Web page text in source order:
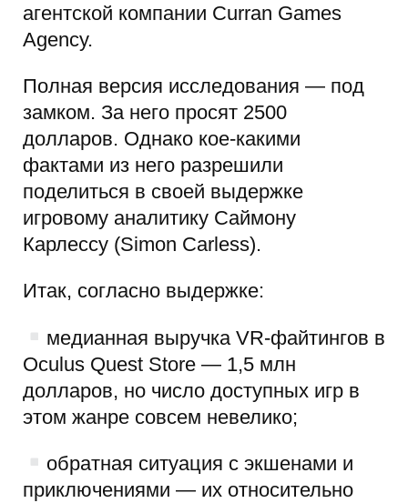
агентской компании Curran Games
Agency.
Полная версия исследования — под
замком. За него просят 2500
долларов. Однако кое-какими
фактами из него разрешили
поделиться в своей выдержке
игровому аналитику Саймону
Карлессу (Simon Carless).
Итак, согласно выдержке:
медианная выручка VR-файтингов в
Oculus Quest Store — 1,5 млн
долларов, но число доступных игр в
этом жанре совсем невелико;
обратная ситуация с экшенами и
приключениями — их относительно